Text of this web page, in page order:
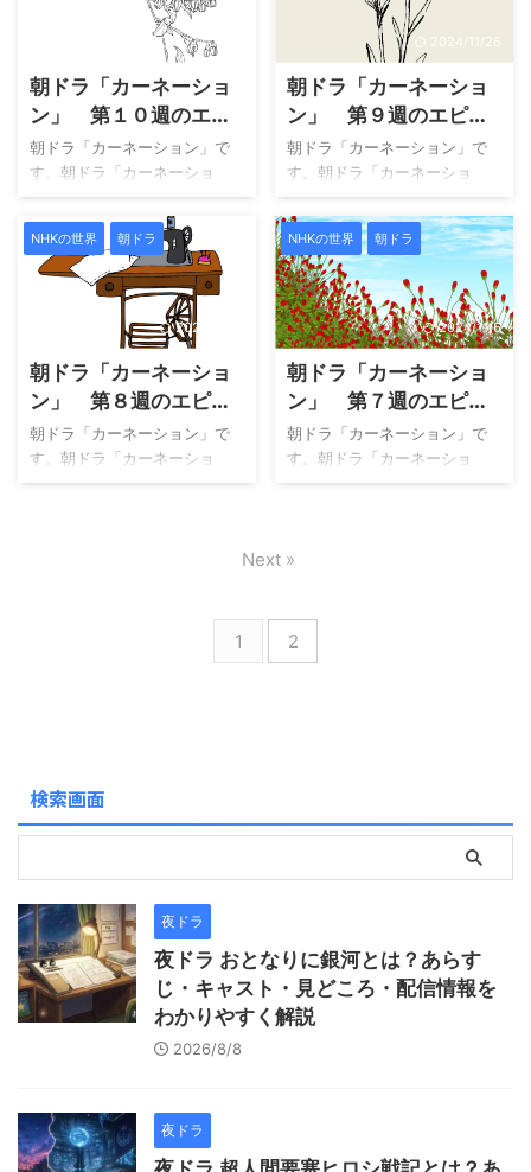
週目のエピソードを知りた
週目のエピソードを知りた
い！ 今週 ...
ミシンと出会い、父の猛反対
にもくじけず洋裁の道を突き
進む。２０歳で自分の店を開
き、結婚するが夫は戦死。さ
まざまな苦難を乗り越え、日
の草分けとなったパワフルな
ドラ「虎に翼」のナレーショ
ンを担当された尾野真千子さ
んです。 作品について第１２
週目のエピソードを知りた
ミシンと出会い、父の猛反対
にもくじけず洋裁の道を突き
進む。２０歳で自分の店を開
き、結婚するが夫は戦死。さ
まざまな苦難を乗り越え、日
の草分けとなったパワフルな
ドラ「虎に翼」のナレーショ
ンを担当された尾野真千子さ
んです。 作品について第１１
週目のエピソードを知りた
い！ 今週 ...
2024/11/29
朝ドラ「カーネーショ
ン」 第１０週のエピ
ソードを総まとめ
「秘密」は守られてこ
そ秘密です
朝ドラ「カーネーション」で
す。朝ドラ「カーネーショ
ン」はU-NEXTにて配信されて
おり、視聴できます。 大阪・
岸和田の呉服店に生まれたヒ
ロインが、洋服にあこがれ、
ミシンと出会い、父の猛反対
にもくじけず洋裁の道を突き
進む。２０歳で自分の店を開
き、結婚するが夫は戦死。さ
まざまな苦難を乗り越え、日
の草分けとなったパワフルな
女性の一代記を描いた作品で
2024/11/26
朝ドラ「カーネーショ
ン」 第９週のエピソ
ードを総まとめ 「い
つも想う」があれば、
温かい気持ちに囲まれ
ます
朝ドラ「カーネーション」で
す。朝ドラ「カーネーショ
ン」はU-NEXTにて配信されて
おり、視聴できます。 大阪・
岸和田の呉服店に生まれたヒ
ロインが、洋服にあこがれ、
ミシンと出会い、父の猛反対
にもくじけず洋裁の道を突き
進む。２０歳で自分の店を開
き、結婚するが夫は戦死。さ
まざまな苦難を乗り越え、日
の草分けとなったパワフルな
女性の一代記を描いた作品で
今週の ...
NHKの世界 朝ドラ
2024/11/14
朝ドラ「カーネーショ
ン」 第８週のエピソ
ードを総まとめ 「果
報者」自覚できるの
は、少し後？
朝ドラ「カーネーション」で
す。朝ドラ「カーネーショ
ン」はU-NEXTにて配信されて
ドラ「虎に翼」のナレーショ
ンを担当された尾野真千子さ
目のエピソードを知りたい！
今週の ...
NHKの世界 朝ドラ
2024/11/6
朝ドラ「カーネーショ
ン」 第７週のエピソ
ードを総まとめ 「移
りゆく日々」は、その
人の立ち位置で変わり
朝ドラ「カーネーション」で
す。朝ドラ「カーネーショ
ン」はU-NEXTにて配信されて
ロインが、洋服にあこがれ、
進む。２０歳で自分の店を開
き、結婚するが夫は戦死。さ
ンを担当された尾野真千子さ
んです。 作品について第７週
目のエピソードを知りたい！
1 2
Next »
検索画面
夜ドラ
夜ドラ おとなりに銀河とは？あらす
じ・キャスト・見どころ・配信情報を
わかりやすく解説
2026/8/8
夜ドラ